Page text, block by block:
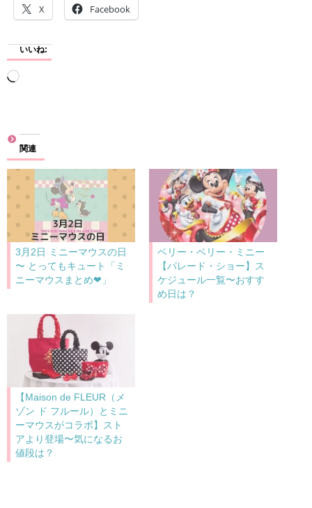
X Facebook
いいね:
読
み
中…
関連
3月2日 ミニーマウスの日
〜 とってもキュート「ミ
ニーマウスまとめ❤︎」
ベリー・ベリー・ミニー
【パレード・ショー】ス
ケジュール一覧〜おすす
め日は？
【Maison de FLEUR（メ
ゾン ド フルール）とミニ
ーマウスがコラボ】スト
アより登場〜気になるお
値段は？